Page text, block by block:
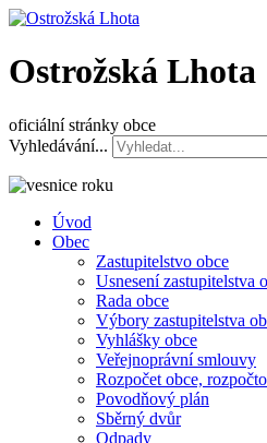
Ostrožská Lhota
oficiální stránky obce
Vyhledávání...
Úvod
Obec
Zastupitelstvo obce
Usnesení zastupitelstva
Rada obce
Výbory zastupitelstva
Vyhlášky obce
Veřejnoprávní smlouvy
Rozpočet obce,
Povodňový plán
Sběrný dvůr
Odpady